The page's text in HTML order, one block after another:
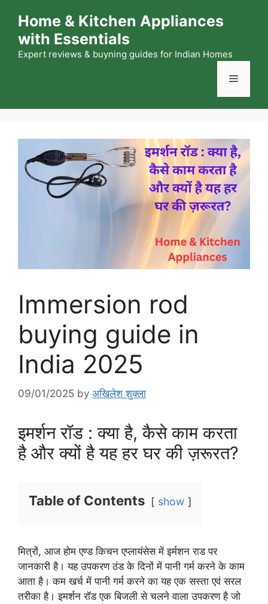
content
Home & Kitchen Appliances
with Essentials
Expert reviews & buyning guides for Indian Homes
Menu
Immersion rod
buying guide in
India 2025
09/01/2025 by अखिलेश शुक्ला
इमर्शन रॉड : क्या है, कैसे काम करता
है और क्यों है यह हर घर की ज़रूरत?
Table of Contents show
मित्रों, आज होम एण्ड किचन एप्लायंसेस में इर्मशन राड पर
जानकारी है। यह उपकरण ठंड के दिनों में पानी गर्म करने के काम
आता है। कम खर्च में पानी गर्म करने का यह एक सस्ता एवं सरल
तरीका है। इमर्शन रॉड एक बिजली से चलने वाला उपकरण है जो